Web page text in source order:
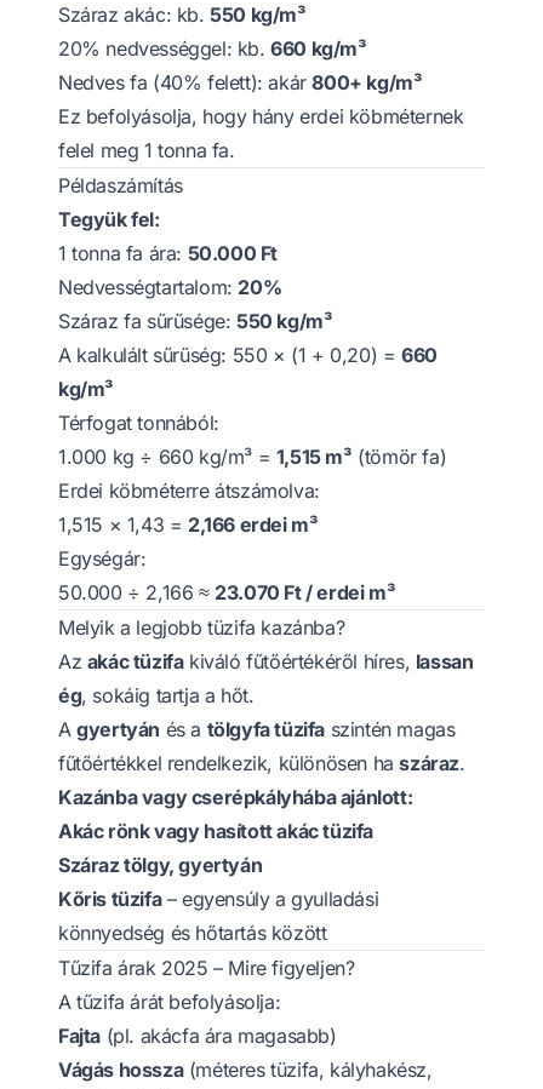
Száraz akác: kb.550 kg/m³
20% nedvességgel: kb.660 kg/m³
Nedves fa (40% felett): akár800+ kg/m³
Ez befolyásolja, hogy hány erdei köbméternek
felel meg 1 tonna fa.
Példaszámítás
Tegyük fel:
1 tonna fa ára: 50.000 Ft
Nedvességtartalom: 20%
Száraz fa sűrűsége: 550 kg/m³
A kalkulált sűrűség: 550 × (1 + 0,20) = 660
kg/m³
Térfogat tonnából:
1.000 kg ÷ 660 kg/m³ = 1,515 m³ (tömör fa)
Erdei köbméterre átszámolva:
1,515 × 1,43 = 2,166 erdei m³
Egységár:
50.000 ÷ 2,166 ≈ 23.070 Ft / erdei m³
Melyik a legjobb tüzifa kazánba?
Az akác tüzifakiváló fűtőértékéről híres, lassan
ég, sokáig tartja a hőt.
Agyertyán és a tölgyfa tüzifa szintén magas
fűtőértékkel rendelkezik, különösen haszáraz.
Kazánba vagy cserépkályhába ajánlott:
Akác rönk vagy hasított akác tüzifa
Száraz tölgy, gyertyán
Kőris tüzifa– egyensúly a gyulladási
könnyedség és hőtartás között
Tűzifa árak 2025 – Mire figyeljen?
A tűzifa árát befolyásolja:
Fajta (pl. akácfa ára magasabb)
Vágás hossza(méteres tüzifa, kályhakész,